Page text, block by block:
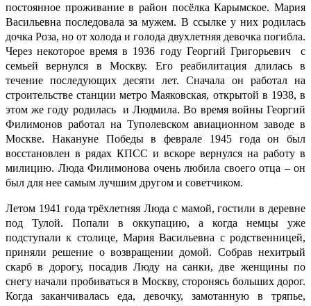
постоянное проживание в район посёлка Карымское. Мария
Васильевна последовала за мужем. В ссылке у них родилась
дочка Роза, но от холода и голода двухлетняя девочка погибла.
Через некоторое время в 1936 году Георгий Григорьевич с
семьей вернулся в Москву. Его реабилитация длилась в
течение последующих десяти лет. Сначала он работал на
строительстве станции метро Маяковская, открытой в 1938, в
этом же году родилась и Людмила. Во время войны Георгий
Филимонов работал на Туполевском авиационном заводе в
Москве. Накануне Победы в феврале 1945 года он был
восстановлен в рядах КПСС и вскоре вернулся на работу в
милицию. Люда Филимонова очень любила своего отца – он
был для нее самым лучшим другом и советчиком.
Летом 1941 года трёхлетняя Люда с мамой, гостили в деревне
под Тулой. Попали в оккупацию, а когда немцы уже
подступали к столице, Мария Васильевна с родственницей,
приняли решение о возвращении домой. Собрав нехитрый
скарб в дорогу, посадив Люду на санки, две женщины по
снегу начали пробиваться в Москву, сторонясь больших дорог.
Когда заканчивалась еда, девочку, замотанную в тряпье,